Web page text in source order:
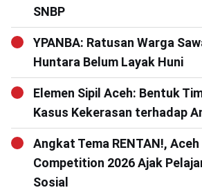
SNBP
YPANBA: Ratusan Warga
Huntara Belum Layak Huni
Elemen Sipil Aceh: Bentuk
Kasus Kekerasan terhadap
Angkat Tema RENTAN!,
Competition 2026 Ajak
Sosial